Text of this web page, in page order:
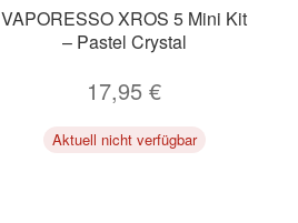
VAPORESSO XROS 5 Mini Kit
– Pastel Crystal
17,95€
Aktuell nicht verfügbar